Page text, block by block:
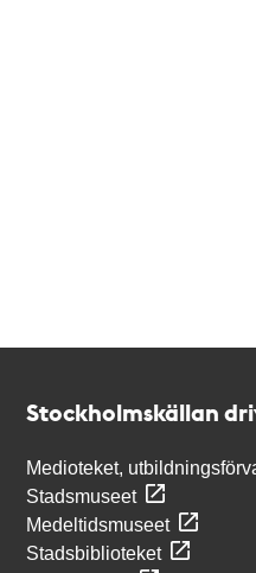
Stockholmskällan
Medioteket,
Stadsmuseet
Medeltidsmuseet
Stadsbiblioteket